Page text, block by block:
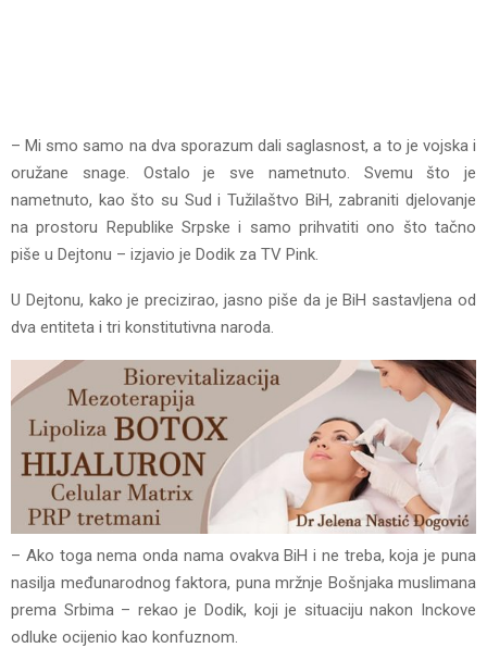
– Mi smo samo na dva sporazum dali saglasnost, a to je vojska i
oružane snage. Ostalo je sve nametnuto. Svemu što je
nametnuto, kao što su Sud i Tužilaštvo BiH, zabraniti djelovanje
na prostoru Republike Srpske i samo prihvatiti ono što tačno
piše u Dejtonu – izjavio je Dodik za TV Pink.
U Dejtonu, kako je precizirao, jasno piše da je BiH sastavljena od
dva entiteta i tri konstitutivna naroda.
– Ako toga nema onda nama ovakva BiH i ne treba, koja je puna
nasilja međunarodnog faktora, puna mržnje Bošnjaka muslimana
prema Srbima – rekao je Dodik, koji je situaciju nakon Inckove
odluke ocijenio kao konfuznom.